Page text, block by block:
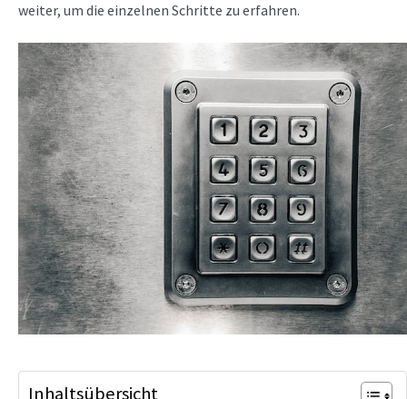
weiter, um die einzelnen Schritte zu erfahren.
Inhaltsübersicht